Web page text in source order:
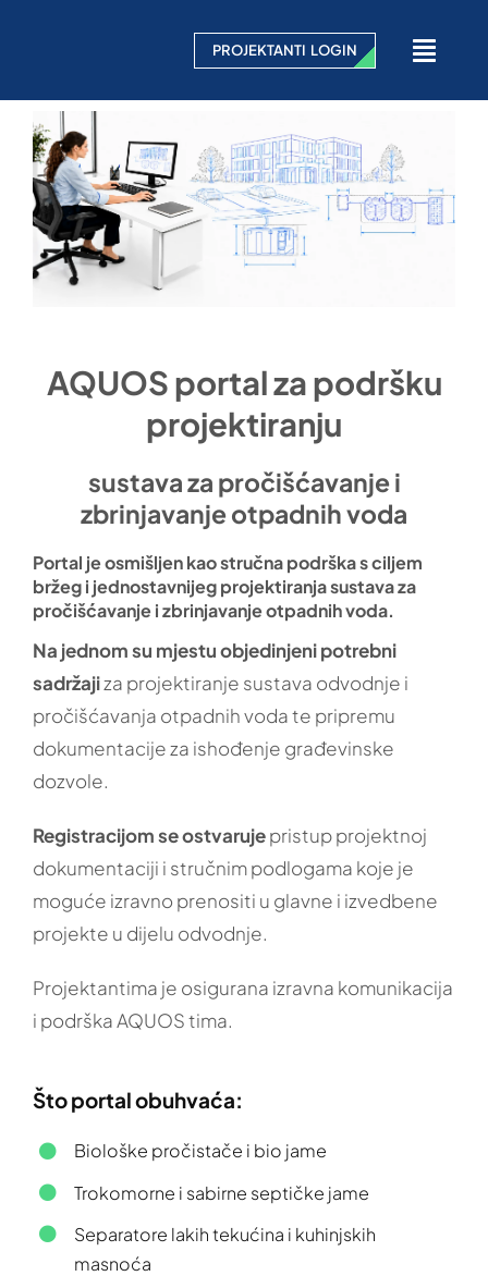
HOME
O NAMA
SVI NAŠI PROIZVODI
ZANIMLJIVOSTI
POŠALJI PORUKU
PROJEKTANTI LOGIN
AQUOS portal za podršku
projektiranju
sustava za pročišćavanje i
zbrinjavanje otpadnih voda
Portal je osmišljen kao stručna podrška s ciljem
bržeg i jednostavnijeg projektiranja sustava za
pročišćavanje i zbrinjavanje otpadnih voda.
Na jednom su mjestu objedinjeni potrebni
sadržajiza projektiranje sustava odvodnje i
pročišćavanja otpadnih voda te pripremu
dokumentacije za ishođenje građevinske
dozvole.
Registracijom se ostvarujepristup projektnoj
dokumentaciji i stručnim podlogama koje je
moguće izravno prenositi u glavne i izvedbene
projekte u dijelu odvodnje.
Projektantima je osigurana izravna komunikacija
i podrška AQUOS tima.
Što portal obuhvaća:
Biološke pročistače i bio jame
Trokomorne i sabirne septičke jame
Separatore lakih tekućina i kuhinjskih
masnoća